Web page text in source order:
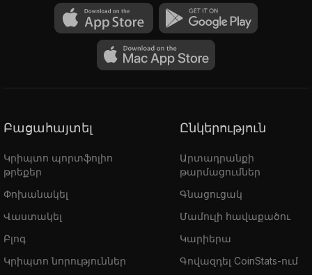
Բացահայտել
Կրիպտո պորտֆոլիո
թրեքեր
Փոխանակել
Վաստակել
Բլոգ
Կրիպտո նորություններ
Ընկերություն
Արտադրանքի
թարմացումներ
Գնացուցակ
Մամուլի հավաքածու
Կարիերա
Գովազդել CoinStats-ում